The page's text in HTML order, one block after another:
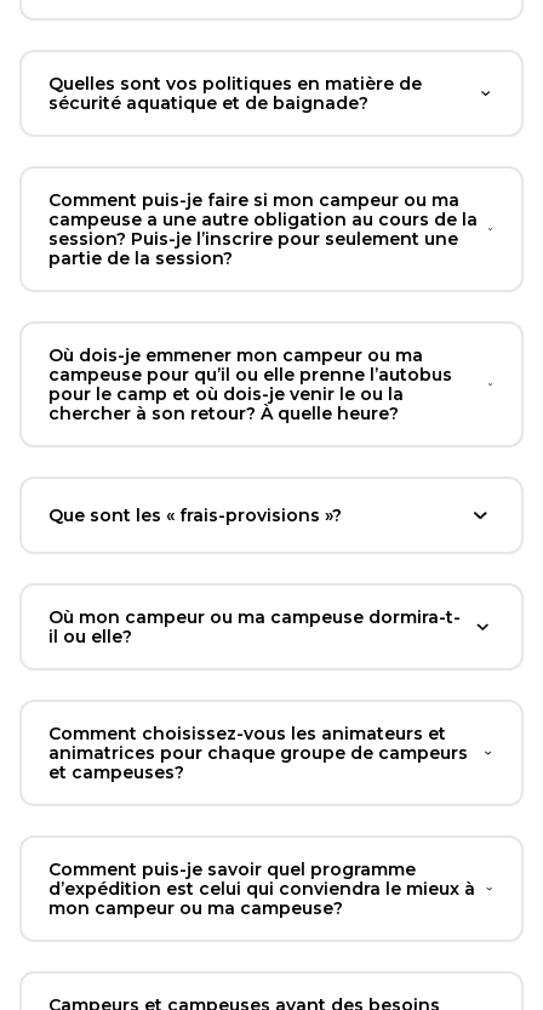
Quelles sont vos politiques en matière de
sécurité aquatique et de baignade?
Comment puis-je faire si mon campeur ou ma
campeuse a une autre obligation au cours de la
session? Puis-je l’inscrire pour seulement une
partie de la session?
Où dois-je emmener mon campeur ou ma
campeuse pour qu’il ou elle prenne l’autobus
pour le camp et où dois-je venir le ou la
chercher à son retour? À quelle heure?
Que sont les « frais-provisions »?
Où mon campeur ou ma campeuse dormira-t-
il ou elle?
Comment choisissez-vous les animateurs et
animatrices pour chaque groupe de campeurs
et campeuses?
Comment puis-je savoir quel programme
d’expédition est celui qui conviendra le mieux à
mon campeur ou ma campeuse?
Campeurs et campeuses ayant des besoins